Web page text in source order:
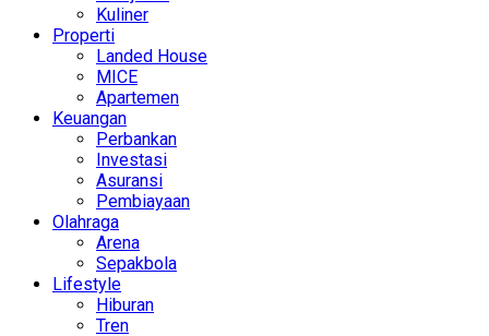
Kuliner
Properti
Landed House
MICE
Apartemen
Keuangan
Perbankan
Investasi
Asuransi
Pembiayaan
Olahraga
Arena
Sepakbola
Lifestyle
Hiburan
Tren